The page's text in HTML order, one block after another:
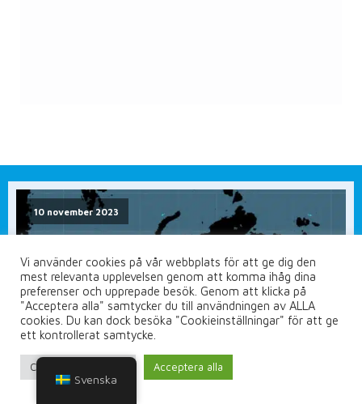
10 november 2023
Vi använder cookies på vår webbplats för att ge dig den
mest relevanta upplevelsen genom att komma ihåg dina
preferenser och upprepade besök. Genom att klicka på
"Acceptera alla" samtycker du till användningen av ALLA
cookies. Du kan dock besöka "Cookieinställningar" för att ge
ett kontrollerat samtycke.
Cookie-inställningar Acceptera alla
Svenska